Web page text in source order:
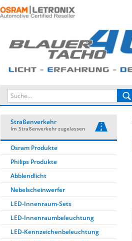
Straßenverkehr
Im Straßenverkehr zugelassen
Osram Produkte
Philips Produkte
Abblendlicht
Nebelscheinwerfer
LED-Innenraum-Sets
LED-Innenraumbeleuchtung
LED-Kennzeichenbeleuchtung